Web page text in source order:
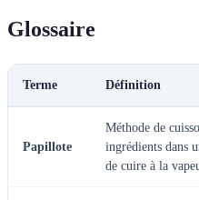
Glossaire
Terme Définition
Papillote
Méthode de
ingrédients dans
de cuire à la